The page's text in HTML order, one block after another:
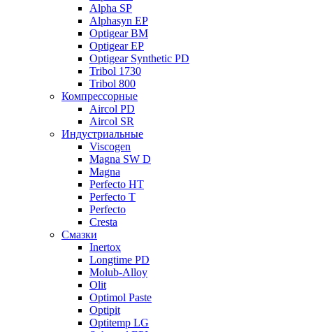
Alpha SP
Alphasyn EP
Optigear BM
Optigear EP
Optigear Synthetic PD
Tribol 1730
Tribol 800
Компрессорные
Aircol PD
Aircol SR
Индустриальные
Viscogen
Magna SW D
Magna
Perfecto HT
Perfecto T
Perfecto
Cresta
Смазки
Inertox
Longtime PD
Molub-Alloy
Olit
Optimol Paste
Optipit
Optitemp LG